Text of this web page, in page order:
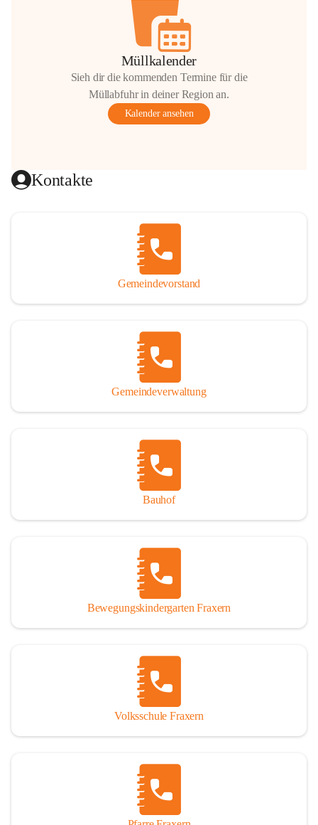
Müllkalender
Sieh dir die kommenden Termine für die
Müllabfuhr in deiner Region an.
Kalender ansehen
Kontakte
Gemeindevorstand
Gemeindeverwaltung
Bauhof
Bewegungskindergarten Fraxern
Volksschule Fraxern